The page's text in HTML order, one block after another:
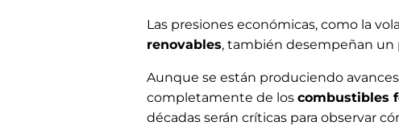
Las presiones económicas, como la
renovables, también desempeñan
Aunque se están produciendo
completamente de los combustibles
décadas serán críticas para observar